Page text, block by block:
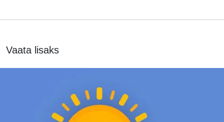
Vaata lisaks